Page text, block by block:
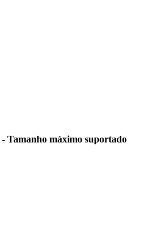
Tamanho máximo suportado